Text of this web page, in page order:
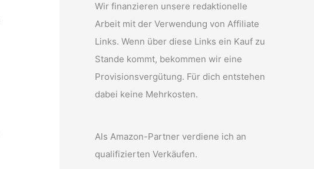
Wir finanzieren unsere redaktionelle
Arbeit mit der Verwendung von Affiliate
Links. Wenn über diese Links ein Kauf zu
Stande kommt, bekommen wir eine
Provisionsvergütung. Für dich entstehen
dabei keine Mehrkosten.
Als Amazon-Partner verdiene ich an
qualifizierten Verkäufen.